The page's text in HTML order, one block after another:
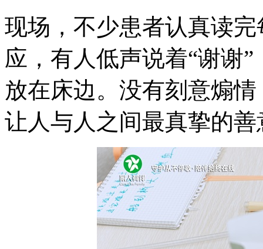
现场，不少患者认真读
应，有人低声说着“谢谢
放在床边。没有刻意煽
让人与人之间最真挚的